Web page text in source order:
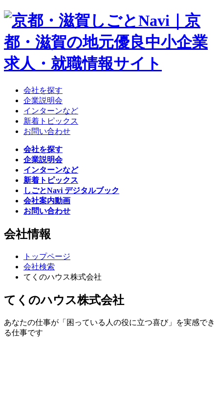
会社を探す
企業説明会
インターンなど
新着トピックス
お問い合わせ
会社を探す
企業説明会
インターンなど
新着トピックス
しごとNavi デジタルブック
会社案内動画
お問い合わせ
会社情報
トップページ
会社検索
てくのハウス株式会社
てくのハウス株式会社
あなたの仕事が「困っている人の役に立つ喜び」を実感でき
る仕事です